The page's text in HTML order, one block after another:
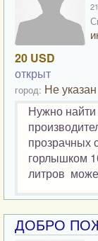
20 USD
открыт
город: Не указан
Нужно
прозрачных
горлышком
литров
ДОБРО